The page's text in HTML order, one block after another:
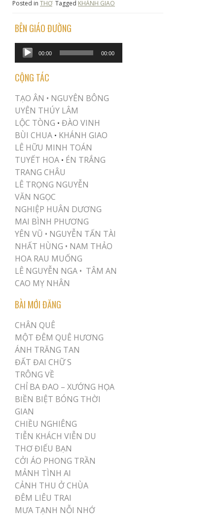
Posted in THƠ Tagged KHÁNH GIAO
BÊN GIÁO ĐƯỜNG
Audio
Player
00:00 00:00
CỘNG TÁC
TẠO ÂN • NGUYÊN BÔNG
UYÊN THÚY LÂM
LỘC TÒNG • ĐÀO VINH
BÙI CHUA • KHÁNH GIAO
LÊ HỮU MINH TOÁN
TUYẾT HOA • ÉN TRẮNG
TRANG CHÂU
LÊ TRỌNG NGUYỄN
VĂN NGỌC
NGHIỆP HUÂN DƯƠNG
MAI BÌNH PHƯƠNG
YÊN VŨ • NGUYỄN TẤN TÀI
NHẤT HÙNG • NAM THẢO
HOA RAU MUỐNG
LÊ NGUYỄN NGA • TÂM AN
CAO MỴ NHÂN
BÀI MỚI ĐĂNG
CHÂN QUÊ
MỘT ĐÊM QUÊ HƯƠNG
ÁNH TRĂNG TAN
ĐẤT ĐAI CHỮ S
TRÔNG VỀ
CHỈ BA ĐAO – XƯỚNG HỌA
BIỀN BIỆT BÓNG THỜI
GIAN
CHIỀU NGHIÊNG
TIỄN KHÁCH VIỄN DU
THƠ ĐIẾU BẠN
CỞI ÁO PHONG TRẦN
MẢNH TÌNH AI
CẢNH THU Ở CHÙA
ĐÊM LIÊU TRAI
MƯA TẠNH NỖI NHỚ